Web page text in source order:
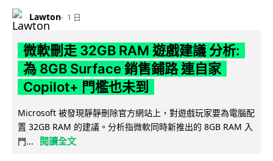
Lawton 1 日
微軟刪走 32GB RAM 遊戲建議 分析:
為 8GB Surface 銷售鋪路 連自家
Copilot+ 門檻也未到
Microsoft 被發現靜靜刪除官方網站上，對遊戲玩家要為電腦配
置 32GB RAM 的建議。分析指微軟同時新推出的 8GB RAM 入
門...
閱讀全文